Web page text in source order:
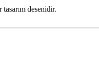
desenidir.